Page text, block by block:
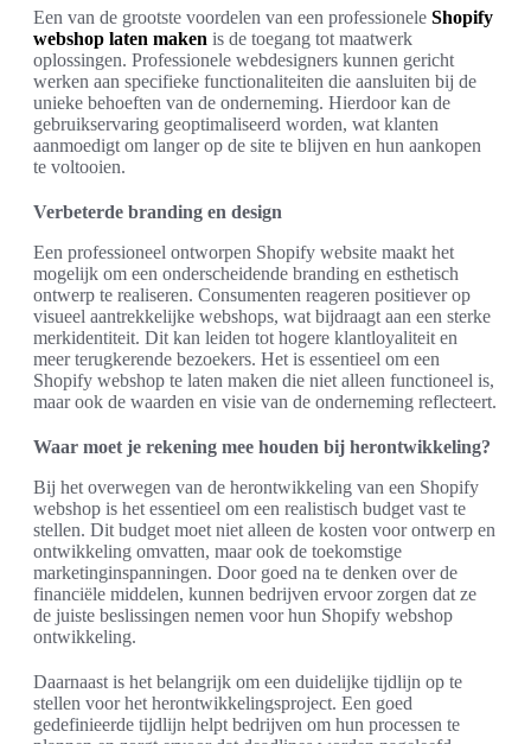
Een van de grootste voordelen van een professionele Shopify
webshop laten maken is de toegang tot maatwerk
oplossingen. Professionele webdesigners kunnen gericht
werken aan specifieke functionaliteiten die aansluiten bij de
unieke behoeften van de onderneming. Hierdoor kan de
gebruikservaring geoptimaliseerd worden, wat klanten
aanmoedigt om langer op de site te blijven en hun aankopen
te voltooien.
Verbeterde branding en design
Een professioneel ontworpen Shopify website maakt het
mogelijk om een onderscheidende branding en esthetisch
ontwerp te realiseren. Consumenten reageren positiever op
visueel aantrekkelijke webshops, wat bijdraagt aan een sterke
merkidentiteit. Dit kan leiden tot hogere klantloyaliteit en
meer terugkerende bezoekers. Het is essentieel om een
Shopify webshop te laten maken die niet alleen functioneel is,
maar ook de waarden en visie van de onderneming reflecteert.
Waar moet je rekening mee houden bij herontwikkeling?
Bij het overwegen van de herontwikkeling van een Shopify
webshop is het essentieel om een realistisch budget vast te
stellen. Dit budget moet niet alleen de kosten voor ontwerp en
ontwikkeling omvatten, maar ook de toekomstige
marketinginspanningen. Door goed na te denken over de
financiële middelen, kunnen bedrijven ervoor zorgen dat ze
de juiste beslissingen nemen voor hun Shopify webshop
ontwikkeling.
Daarnaast is het belangrijk om een duidelijke tijdlijn op te
stellen voor het herontwikkelingsproject. Een goed
gedefinieerde tijdlijn helpt bedrijven om hun processen te